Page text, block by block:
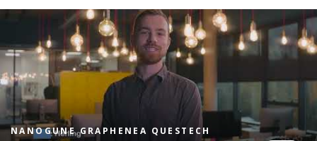
NANOGUNE GRAPHENEA QUESTECH